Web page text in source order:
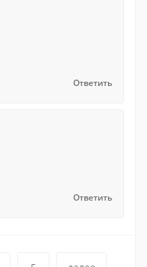
Ответить
Ответить